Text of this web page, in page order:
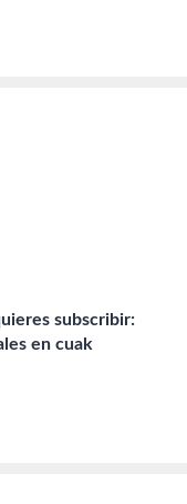
subscribir:
en cuak